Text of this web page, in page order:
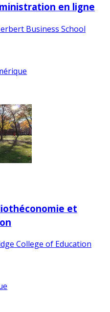
en ligne
Business School
et
College of Education